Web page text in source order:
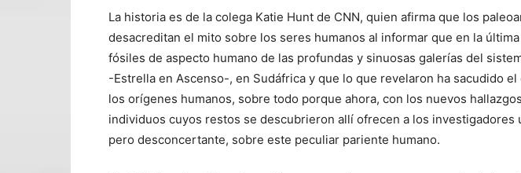
La historia es de la colega Katie Hunt de CNN, quien afirma que los
desacreditan el mito sobre los seres humanos al informar que en la
fósiles de aspecto humano de las profundas y sinuosas galerías del
-Estrella en Ascenso-, en Sudáfrica y que lo que revelaron ha sacudido
los orígenes humanos, sobre todo porque ahora, con los nuevos
individuos cuyos restos se descubrieron allí ofrecen a los investigadores
pero desconcertante, sobre este peculiar pariente humano.